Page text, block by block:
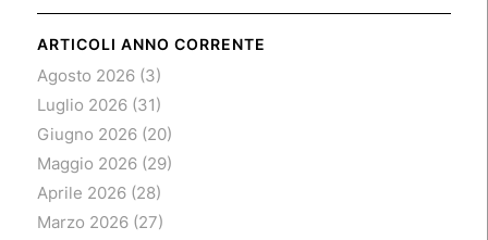
ARTICOLI ANNO CORRENTE
Agosto 2026(3)
Luglio 2026(31)
Giugno 2026(20)
Maggio 2026(29)
Aprile 2026(28)
Marzo 2026(27)